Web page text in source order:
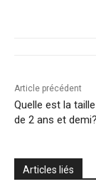
Article précédent
Quelle est la
de 2 ans et demi?
Articles liés